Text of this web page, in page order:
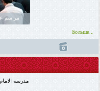
Больше...